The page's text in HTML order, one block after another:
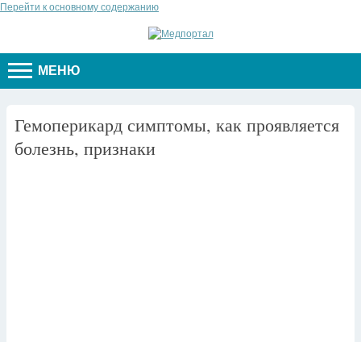
Перейти к основному содержанию
МЕНЮ
Гемоперикард симптомы, как проявляется
болезнь, признаки